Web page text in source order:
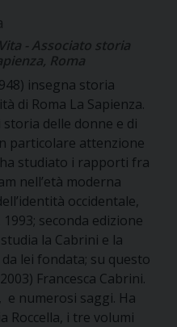
- Associato storia
Roma
insegna storia
di Roma La Sapienza.
delle donne e di
particolare attenzione
studiato i rapporti fra
nell’età moderna
occidentale,
seconda edizione
la Cabrini e la
lei fondata; su questo
Francesca Cabrini.
e numerosi saggi. Ha
Roccella, i tre volumi